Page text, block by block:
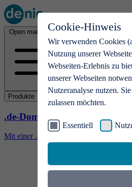
Cookie-Hinweis
Wir verwenden Cookies
Nutzung unserer
Webseiten-Erlebnis zu
unserer Webseiten
Nutzeranalyse nutzen.
zulassen möchten.
Essentiell
Open main menu
Produkte
.de-Domains
Mit einer .de-Domain erhalten Ideen